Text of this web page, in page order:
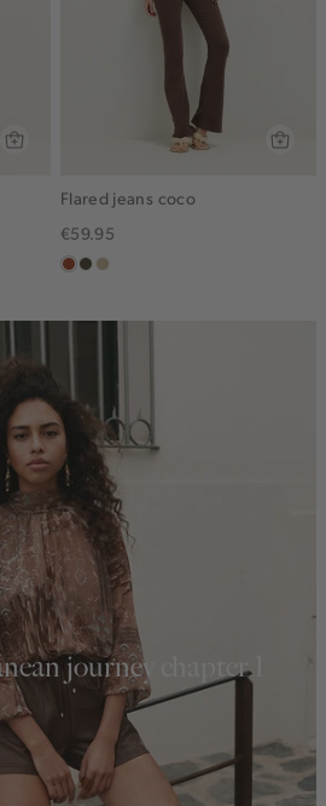
Flared jeans coco
€59.95
bruin
donkerkhaki
lichtzand
journey chapter 1